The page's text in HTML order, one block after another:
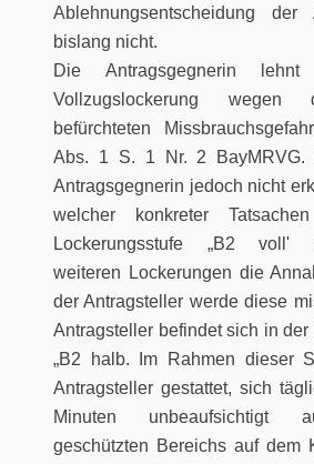
Ablehnungsentscheidung der
bislang nicht.
Die Antragsgegnerin
Vollzugslockerung
befürchteten
Abs. 1 S. 1 Nr. 2 BayMRVG.
Antragsgegnerin jedoch nicht
welcher konkreter
Lockerungsstufe „B2 voll'
weiteren Lockerungen die
der Antragsteller werde diese
Antragsteller befindet sich in
„B2 halb. Im Rahmen dieser
Antragsteller gestattet, sich
Minuten unbeaufsichtigt
geschützten Bereichs auf dem